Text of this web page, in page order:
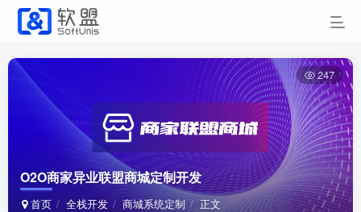
O2O商家异业联盟商城定制开发
首页 全栈开发 商城系统定制 正文
247